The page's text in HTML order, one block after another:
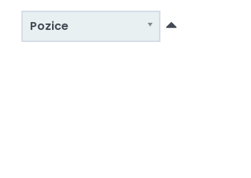
Pozice